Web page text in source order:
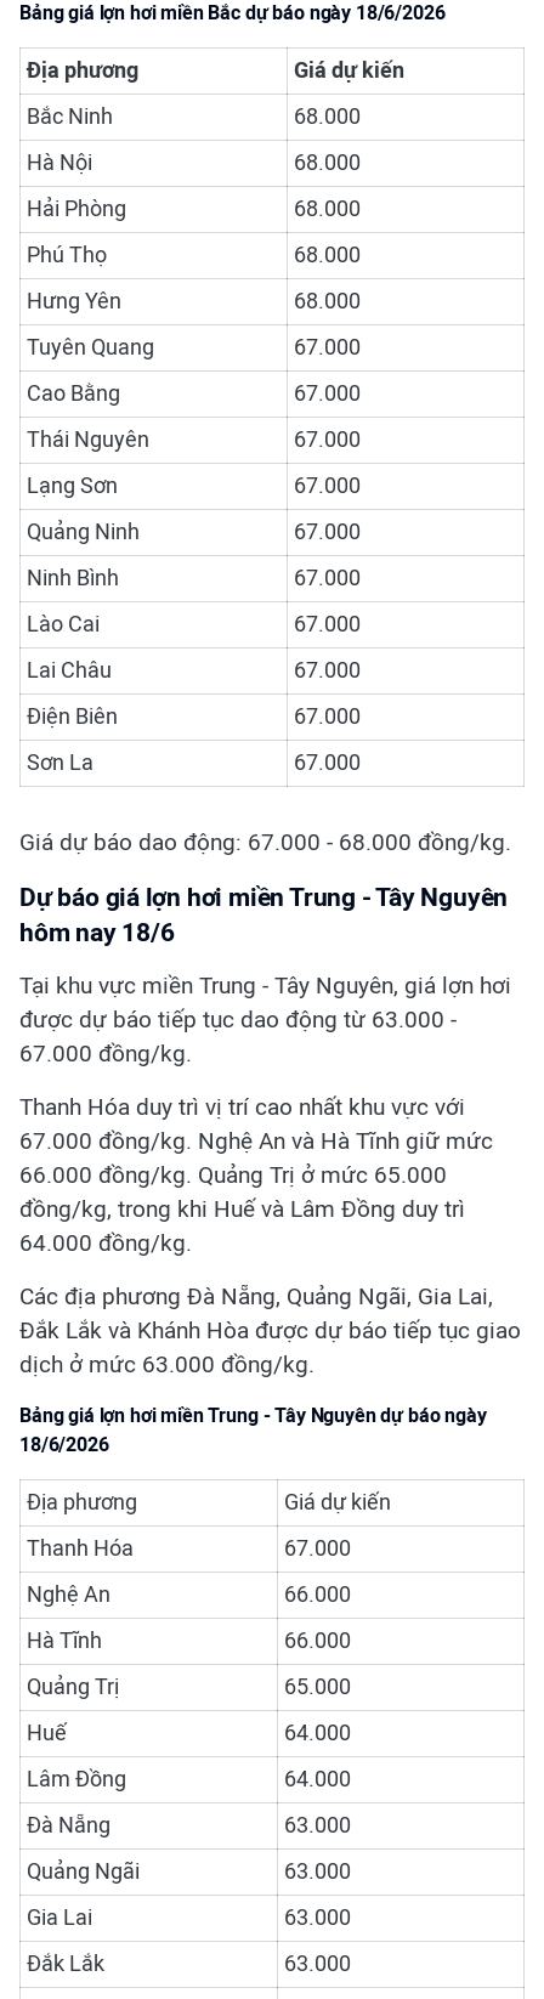
Bảng giá lợn hơi miền Bắc dự báo ngày 18/6/2026
Địa phương
Giá dự kiến
Bắc Ninh
68.000
Hà Nội
68.000
Hải Phòng
68.000
Phú Thọ
68.000
Hưng Yên
68.000
Tuyên Quang
67.000
Cao Bằng
67.000
Thái Nguyên
67.000
Lạng Sơn
67.000
Quảng Ninh
67.000
Ninh Bình
67.000
Lào Cai
67.000
Lai Châu
67.000
Điện Biên
67.000
Sơn La
67.000
Giá dự báo dao động: 67.000 - 68.000 đồng/kg.
Dự báo giá lợn hơi miền Trung - Tây Nguyên
hôm nay 18/6
Tại khu vực miền Trung - Tây Nguyên, giá lợn hơi
được dự báo tiếp tục dao động từ 63.000 -
67.000 đồng/kg.
Thanh Hóa duy trì vị trí cao nhất khu vực với
67.000 đồng/kg. Nghệ An và Hà Tĩnh giữ mức
66.000 đồng/kg. Quảng Trị ở mức 65.000
đồng/kg, trong khi Huế và Lâm Đồng duy trì
64.000 đồng/kg.
Các địa phương Đà Nẵng, Quảng Ngãi, Gia Lai,
Đắk Lắk và Khánh Hòa được dự báo tiếp tục giao
dịch ở mức 63.000 đồng/kg.
Bảng giá lợn hơi miền Trung - Tây Nguyên dự báo ngày
18/6/2026
Địa phương
Giá dự kiến
Thanh Hóa
67.000
Nghệ An
66.000
Hà Tĩnh
66.000
Quảng Trị
65.000
Huế
64.000
Lâm Đồng
64.000
Đà Nẵng
63.000
Quảng Ngãi
63.000
Gia Lai
63.000
Đắk Lắk
63.000